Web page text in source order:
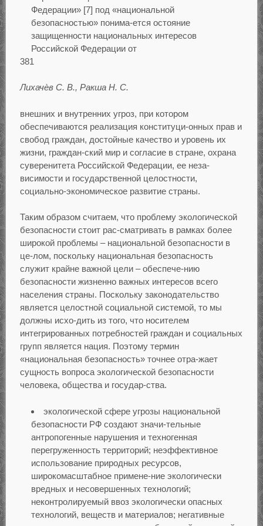
Федерации» [7] под «национальной
безопасностью» понима-ется остояние
защищенности национальных интересов
Российской Федерации от
381
Лихачѐв С. В., Ракша Н. С.
внешних и внутренних угроз, при котором
обеспечиваются реализация конституци-онных прав и
свобод граждан, достойные качество и уровень их
жизни, граждан-ский мир и согласие в стране, охрана
суверенитета Российской Федерации, ее неза-
висимости и государственной целостности,
социально-экономическое развитие страны.
Таким образом считаем, что проблему экологической
безопасности стоит рас-сматривать в рамках более
широкой проблемы – национальной безопасности в
це-лом, поскольку национальная безопасность
служит крайне важной цели – обеспече-нию
безопасности жизненно важных интересов всего
населения страны. Поскольку законодательство
является целостной социальной системой, то мы
должны исхо-дить из того, что носителем
интегрированных потребностей граждан и социальных
групп является нация. Поэтому термин
«национальная безопасность» точнее отра-жает
сущность вопроса экологической безопасности
человека, общества и государ-ства.
экологической сфере угрозы национальной
безопасности РФ создают значи-тельные
антропогенные нарушения и техногенная
перегруженность территорий; неэффективное
использование природных ресурсов,
широкомасштабное примене-ние экологически
вредных и несовершенных технологий;
неконтролируемый ввоз экологически опасных
технологий, веществ и материалов; негативные